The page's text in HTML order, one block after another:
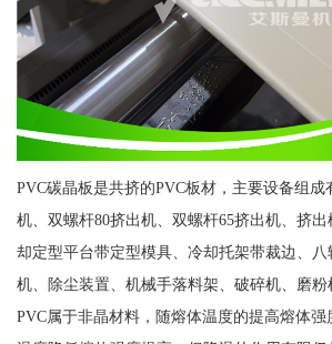
PVC碳晶板是共挤的PVC板材，主要设备组
机、双螺杆80挤出机、双螺杆65挤出机、挤
却定型平台带定型模具、冷却托架带裁边、
机、除尘装置、机械手落料架、破碎机、磨粉
PVC属于非晶材料，随熔体温度的提高熔体